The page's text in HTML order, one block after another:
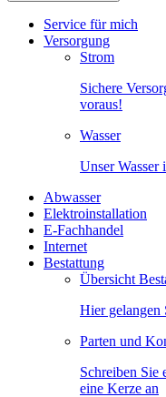
Service für mich
Versorgung
Strom
Sichere
voraus!
Wasser
Unser Wasser
Abwasser
Elektroinstallation
E-Fachhandel
Internet
Bestattung
Übersicht
Hier gelangen
Parten und
Schreiben Sie
eine Kerze an